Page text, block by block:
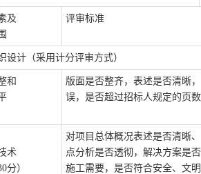
及
评审标准
设计（采用计分评审方式）
和
版面是否整齐，表述是否清晰
误，是否超过招标人规定的页
术
分）
对项目总体概况表述是否清晰
点分析是否透彻，解决方案是
施工需要，是否符合安全、文